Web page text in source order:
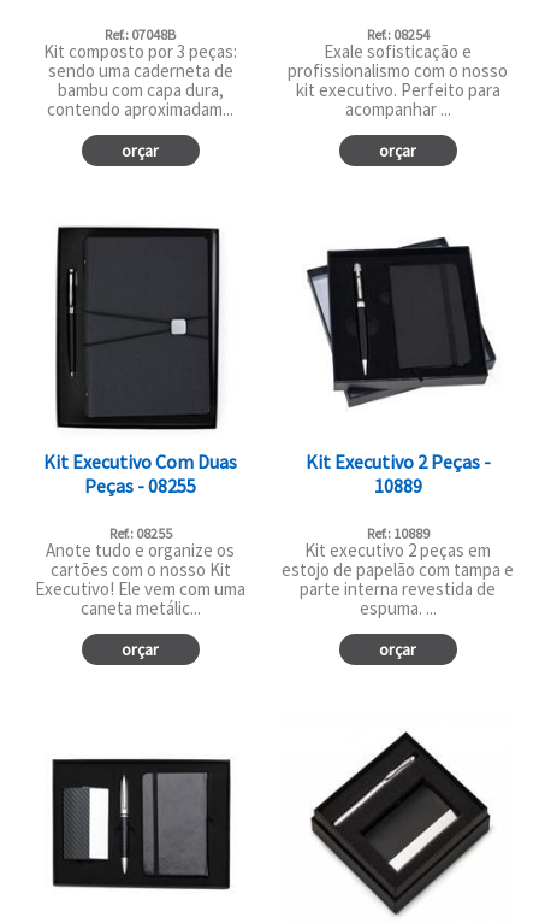
Ref.: 07048B
Kit composto por 3 peças:
sendo uma caderneta de
bambu com capa dura,
contendo aproximadam...
orçar
Ref.: 08254
Exale sofisticação e
profissionalismo com o nosso
kit executivo. Perfeito para
acompanhar ...
orçar
Kit Executivo Com Duas
Peças - 08255
Ref.: 08255
Anote tudo e organize os
cartões com o nosso Kit
Executivo! Ele vem com uma
caneta metálic...
orçar
Kit Executivo 2 Peças -
10889
Ref.: 10889
Kit executivo 2 peças em
estojo de papelão com tampa e
parte interna revestida de
espuma. ...
orçar